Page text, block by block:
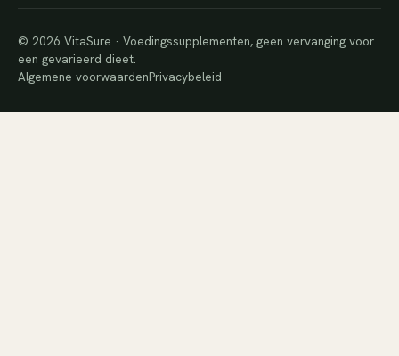
© 2026 VitaSure · Voedingssupplementen, geen vervanging voor
een gevarieerd dieet.
Algemene voorwaardenPrivacybeleid